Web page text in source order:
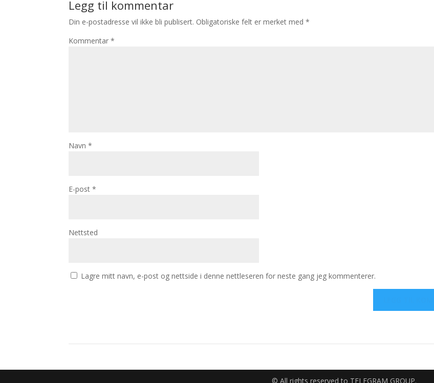
Legg til kommentar
Din e-postadresse vil ikke bli publisert. Obligatoriske felt er merket med*
Kommentar*
Navn*
E-post*
Nettsted
Lagre mitt navn, e-post og nettside i denne nettleseren for neste gang jeg kommenterer.
© All rights reserved to TELEGRAM GROUP.